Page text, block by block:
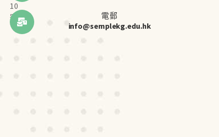
10
號
電郵
info@semplekg.edu.hk